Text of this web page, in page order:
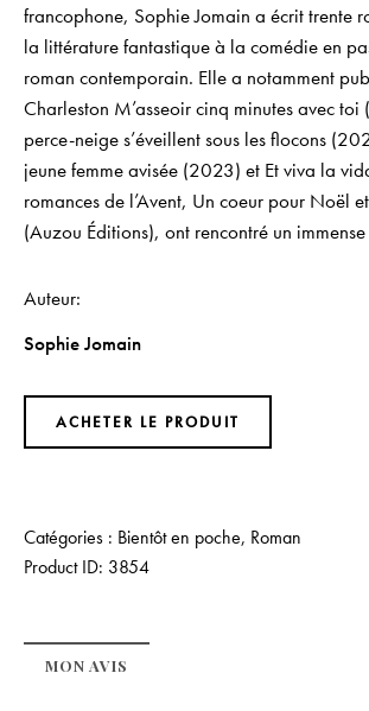
francophone, Sophie Jomain a écrit trente
la littérature fantastique à la comédie en
roman contemporain. Elle a notamment
Charleston M’asseoir cinq minutes avec toi
perce-neige s’éveillent sous les flocons
jeune femme avisée (2023) et Et viva la
romances de l’Avent, Un coeur pour Noël
(Auzou Éditions), ont rencontré un immense
Auteur
Sophie Jomain
ACHETER LE PRODUIT
Catégories : Bientôt en poche, Roman
Product ID: 3854
MON AVIS